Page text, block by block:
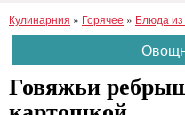
Кулинарния » Горячее » Блюда
Говяжьи